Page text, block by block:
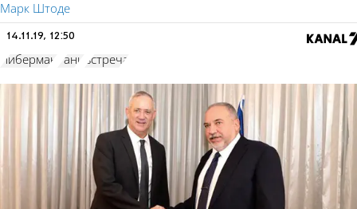
Марк Штоде
14.11.19, 12:50
Либерман Ганц встреча